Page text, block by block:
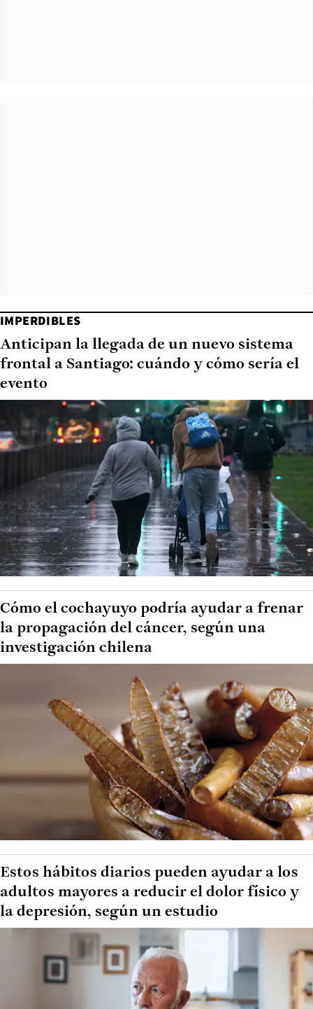
IMPERDIBLES
Anticipan la llegada de un nuevo sistema
frontal a Santiago: cuándo y cómo sería el
evento
Cómo el cochayuyo podría ayudar a frenar
la propagación del cáncer, según una
investigación chilena
Estos hábitos diarios pueden ayudar a los
adultos mayores a reducir el dolor físico y
la depresión, según un estudio